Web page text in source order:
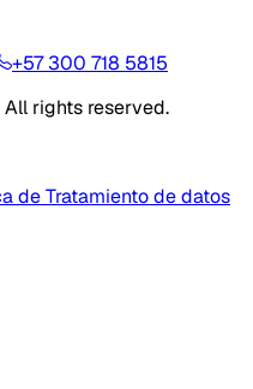
+57 300 718 5815
rights reserved.
de Tratamiento de datos